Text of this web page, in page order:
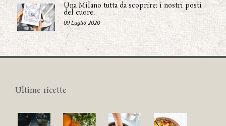
Una Milano tutta da scoprire: i nostri posti
del cuore.
09 Luglio 2020
Ultime ricette